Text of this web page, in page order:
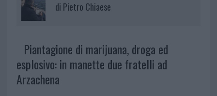
di Pietro Chiaese
Piantagione di marijuana, droga ed
esplosivo: in manette due fratelli ad
Arzachena